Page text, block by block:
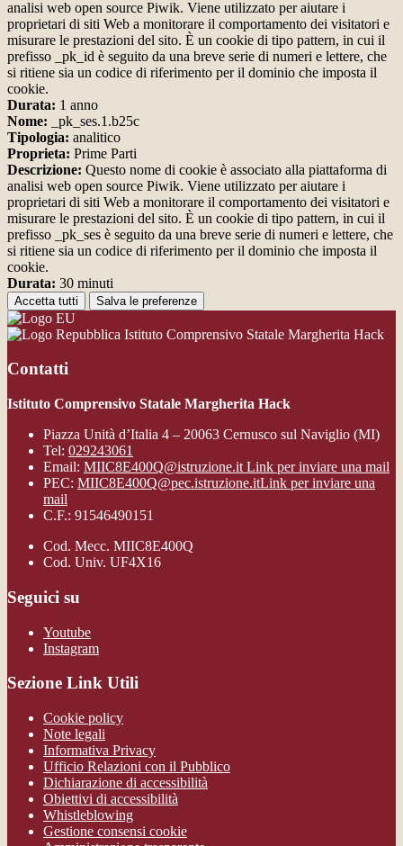
analisi web open source Piwik. Viene utilizzato per aiutare i
proprietari di siti Web a monitorare il comportamento dei visitatori e
misurare le prestazioni del sito. È un cookie di tipo pattern, in cui il
prefisso _pk_id è seguito da una breve serie di numeri e lettere, che
si ritiene sia un codice di riferimento per il dominio che imposta il
cookie.
Durata: 1 anno
Nome: _pk_ses.1.b25c
Tipologia: analitico
Proprieta: Prime Parti
Descrizione: Questo nome di cookie è associato alla piattaforma di
analisi web open source Piwik. Viene utilizzato per aiutare i
proprietari di siti Web a monitorare il comportamento dei visitatori e
misurare le prestazioni del sito. È un cookie di tipo pattern, in cui il
prefisso _pk_ses è seguito da una breve serie di numeri e lettere, che
si ritiene sia un codice di riferimento per il dominio che imposta il
cookie.
Durata: 30 minuti
Accetta tutti Salva le preferenze
Istituto Comprensivo Statale Margherita Hack
Contatti
Istituto Comprensivo Statale Margherita Hack
Piazza Unità d’Italia 4 – 20063 Cernusco sul Naviglio (MI)
Tel: 029243061
Email: MIIC8E400Q@istruzione.it Link per inviare una mail
PEC: MIIC8E400Q@pec.istruzione.itLink per inviare una
mail
C.F.: 91546490151
Cod. Mecc. MIIC8E400Q
Cod. Univ. UF4X16
Seguici su
Youtube
Instagram
Sezione Link Utili
Cookie policy
Note legali
Informativa Privacy
Ufficio Relazioni con il Pubblico
Dichiarazione di accessibilità
Obiettivi di accessibilità
Whistleblowing
Gestione consensi cookie